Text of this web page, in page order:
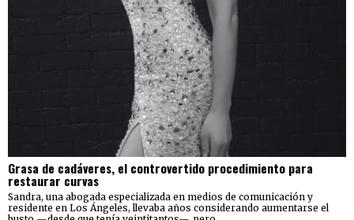
Grasa de cadáveres, el controvertido procedimiento para
restaurar curvas
Sandra, una abogada especializada en medios de comunicación y
residente en Los Ángeles, llevaba años considerando aumentarse el